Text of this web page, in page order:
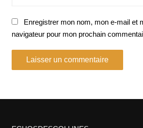
Enregistrer mon nom, mon e-mail et
navigateur pour mon prochain